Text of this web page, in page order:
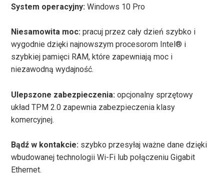
System operacyjny:Windows 10 Pro
Niesamowita moc: pracuj przez cały dzień szybko i
wygodnie dzięki najnowszym procesorom Intel® i
szybkiej pamięci RAM, które zapewniają moc i
niezawodną wydajność.
Ulepszone zabezpieczenia: opcjonalny sprzętowy
układ TPM 2.0 zapewnia zabezpieczenia klasy
komercyjnej.
Bądź w kontakcie: szybko przesyłaj ważne dane dzięki
wbudowanej technologii Wi-Fi lub połączeniu Gigabit
Ethernet.